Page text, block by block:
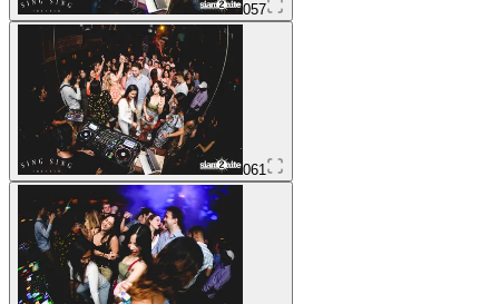
057
061